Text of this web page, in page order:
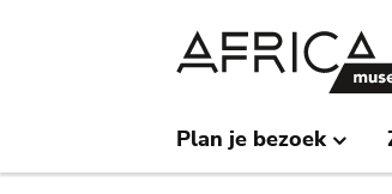
Plan je bezoek